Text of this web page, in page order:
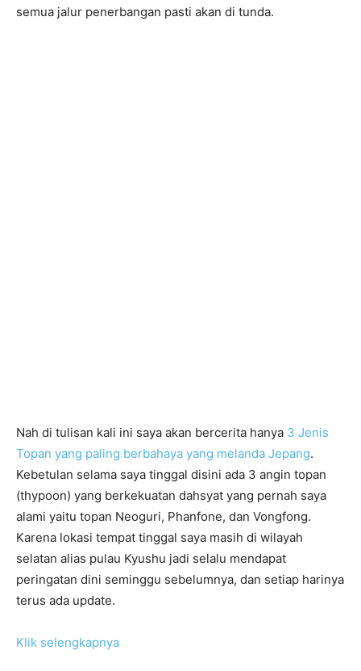
semua jalur penerbangan pasti akan di tunda.
Nah di tulisan kali ini saya akan bercerita hanya 3 Jenis
Topan yang paling berbahaya yang melanda Jepang.
Kebetulan selama saya tinggal disini ada 3 angin topan
(thypoon) yang berkekuatan dahsyat yang pernah saya
alami yaitu topan Neoguri, Phanfone, dan Vongfong.
Karena lokasi tempat tinggal saya masih di wilayah
selatan alias pulau Kyushu jadi selalu mendapat
peringatan dini seminggu sebelumnya, dan setiap harinya
terus ada update.
Klik selengkapnya